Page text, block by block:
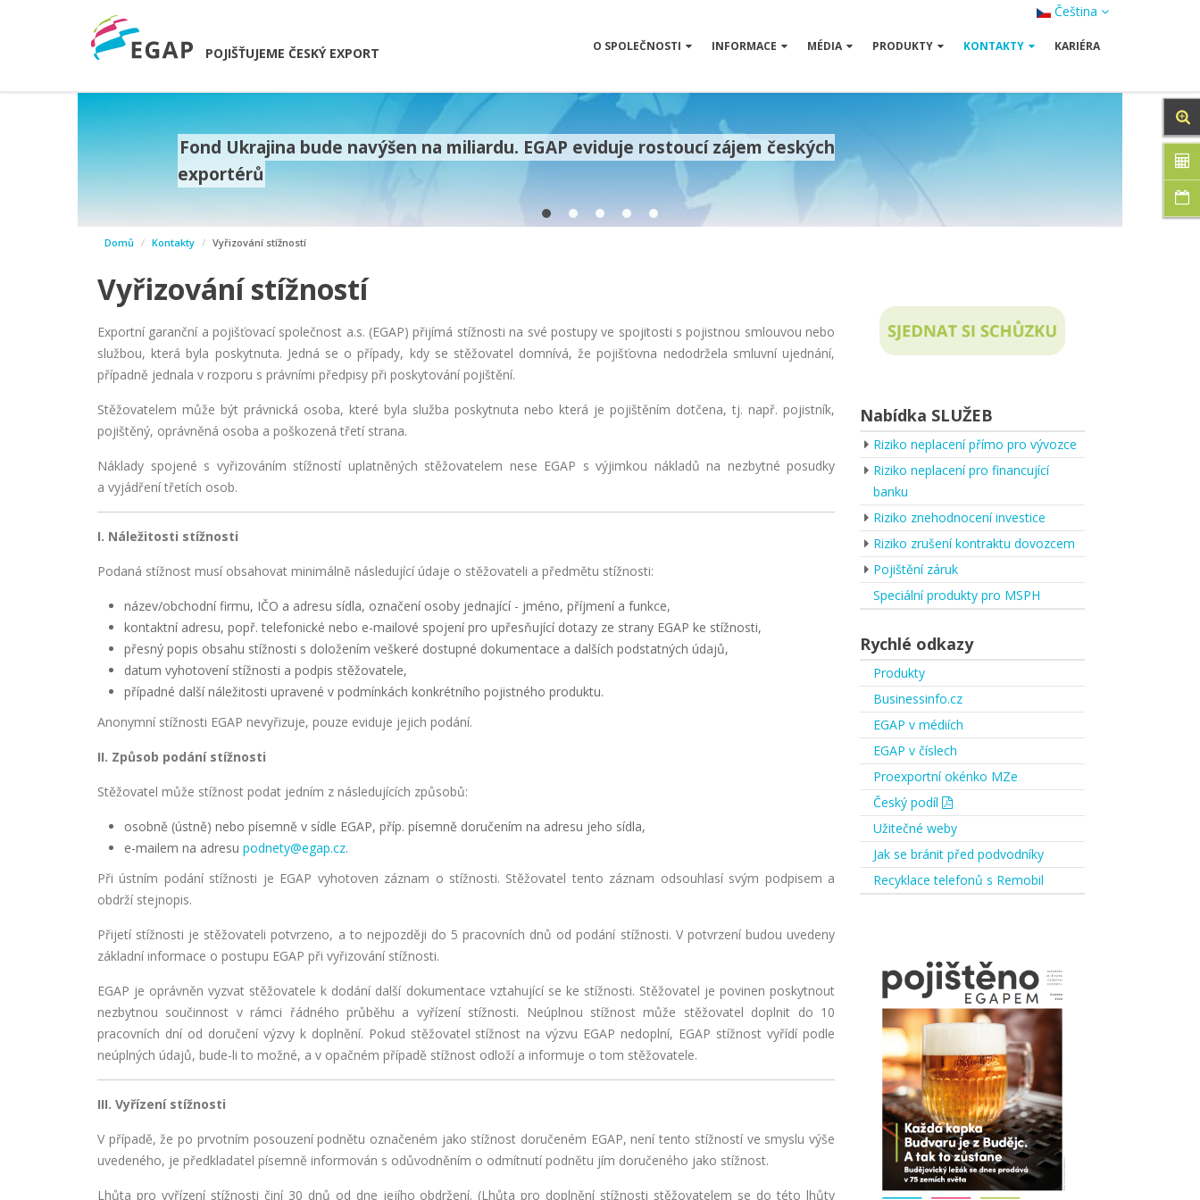
POJIŠŤUJEME ČESKÝ EXPORT
Čeština
O SPOLEČNOSTI INFORMACE MÉDIA PRODUKTY KONTAKTY KARIÉRA
Fond Ukrajina bude navýšen na miliardu. EGAP eviduje rostoucí zájem českých
exportérů
Domů Kontakty Vyřizování stížností
Vyřizování stížností
Exportní garanční a pojišťovací společnost a.s. (EGAP) přijímá stížnosti na své postupy ve spojitosti s pojistnou smlouvou nebo
službou, která byla poskytnuta. Jedná se o případy, kdy se stěžovatel domnívá, že pojišťovna nedodržela smluvní ujednání,
případně jednala v rozporu s právními předpisy při poskytování pojištění.
Stěžovatelem může být právnická osoba, které byla služba poskytnuta nebo která je pojištěním dotčena, tj. např. pojistník,
pojištěný, oprávněná osoba a poškozená třetí strana.
Náklady spojené s vyřizováním stížností uplatněných stěžovatelem nese EGAP s výjimkou nákladů na nezbytné posudky
a vyjádření třetích osob.
I. Náležitosti stížnosti
Podaná stížnost musí obsahovat minimálně následující údaje o stěžovateli a předmětu stížnosti:
název/obchodní firmu, IČO a adresu sídla, označení osoby jednající - jméno, příjmení a funkce,
kontaktní adresu, popř. telefonické nebo e-mailové spojení pro upřesňující dotazy ze strany EGAP ke stížnosti,
přesný popis obsahu stížnosti s doložením veškeré dostupné dokumentace a dalších podstatných údajů,
datum vyhotovení stížnosti a podpis stěžovatele,
případné další náležitosti upravené v podmínkách konkrétního pojistného produktu.
Anonymní stížnosti EGAP nevyřizuje, pouze eviduje jejich podání.
II. Způsob podání stížnosti
Stěžovatel může stížnost podat jedním z následujících způsobů:
osobně (ústně) nebo písemně v sídle EGAP, příp. písemně doručením na adresu jeho sídla,
e-mailem na adresu podnety@egap.cz.
Při ústním podání stížnosti je EGAP vyhotoven záznam o stížnosti. Stěžovatel tento záznam odsouhlasí svým podpisem a
obdrží stejnopis.
Přijetí stížnosti je stěžovateli potvrzeno, a to nejpozději do 5 pracovních dnů od podání stížnosti. V potvrzení budou uvedeny
základní informace o postupu EGAP při vyřizování stížnosti.
EGAP je oprávněn vyzvat stěžovatele k dodání další dokumentace vztahující se ke stížnosti. Stěžovatel je povinen poskytnout
nezbytnou součinnost v rámci řádného průběhu a vyřízení stížnosti. Neúplnou stížnost může stěžovatel doplnit do 10
pracovních dní od doručení výzvy k doplnění. Pokud stěžovatel stížnost na výzvu EGAP nedoplní, EGAP stížnost vyřídí podle
neúplných údajů, bude-li to možné, a v opačném případě stížnost odloží a informuje o tom stěžovatele.
III. Vyřízení stížnosti
V případě, že po prvotním posouzení podnětu označeném jako stížnost doručeném EGAP, není tento stížností ve smyslu výše
uvedeného, je předkladatel písemně informován s odůvodněním o odmítnutí podnětu jím doručeného jako stížnost.
Lhůta pro vyřízení stížnosti činí 30 dnů od dne jejího obdržení. (Lhůta pro doplnění stížnosti stěžovatelem se do této lhůty
Nabídka SLUŽEB
Riziko neplacení přímo pro vývozce
Riziko neplacení pro financující
banku
Riziko znehodnocení investice
Riziko zrušení kontraktu dovozcem
Pojištění záruk
Speciální produkty pro MSPH
Rychlé odkazy
Produkty
Businessinfo.cz
EGAP v médiích
EGAP v číslech
Proexportní okénko MZe
Český podíl
Užitečné weby
Jak se bránit před podvodníky
Recyklace telefonů s Remobil